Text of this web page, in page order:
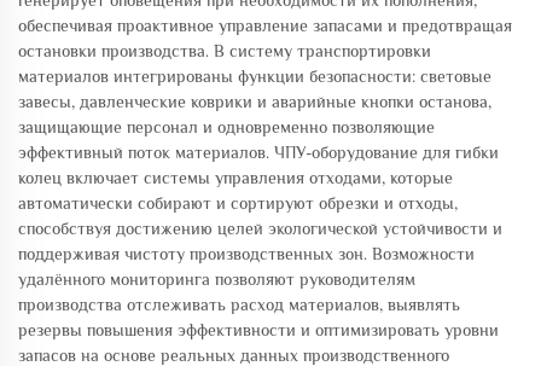
обеспечивая проактивное управление запасами и предотвращая
остановки производства. В систему транспортировки
материалов интегрированы функции безопасности: световые
завесы, давленческие коврики и аварийные кнопки останова,
защищающие персонал и одновременно позволяющие
эффективный поток материалов. ЧПУ-оборудование для гибки
колец включает системы управления отходами, которые
автоматически собирают и сортируют обрезки и отходы,
способствуя достижению целей экологической устойчивости и
поддерживая чистоту производственных зон. Возможности
удалённого мониторинга позволяют руководителям
производства отслеживать расход материалов, выявлять
резервы повышения эффективности и оптимизировать уровни
запасов на основе реальных данных производственного